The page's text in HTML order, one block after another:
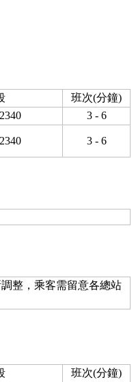
班次(分鐘)
3 - 6
3 - 6
整，乘客需留意各總站
班次(分鐘)